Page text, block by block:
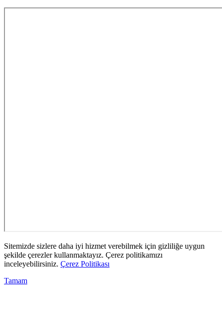
Sitemizde sizlere daha iyi hizmet verebilmek için gizliliğe uygun
şekilde çerezler kullanmaktayız. Çerez politikamızı
inceleyebilirsiniz. Çerez Politikası
Tamam